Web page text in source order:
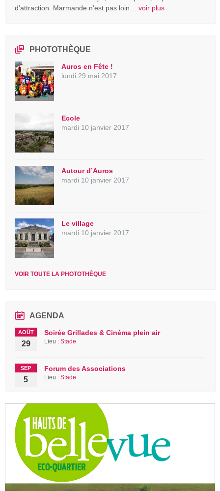
d’attraction. Marmande n’est pas loin… voir plus
PHOTOTHÈQUE
Auros en Fête !
lundi 29 mai 2017
Ecole
mardi 10 janvier 2017
Autour d’Auros
mardi 10 janvier 2017
Le village
mardi 10 janvier 2017
VOIR TOUTE LA PHOTOTHÈQUE
AGENDA
AOÛT
29
Soirée Grillades & Cinéma plein air
Lieu : Stade
SEP
5
Forum des Associations
Lieu : Stade